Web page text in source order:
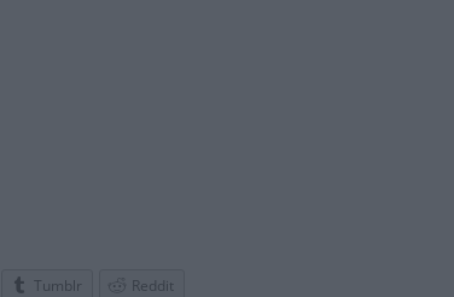
Tumblr Reddit